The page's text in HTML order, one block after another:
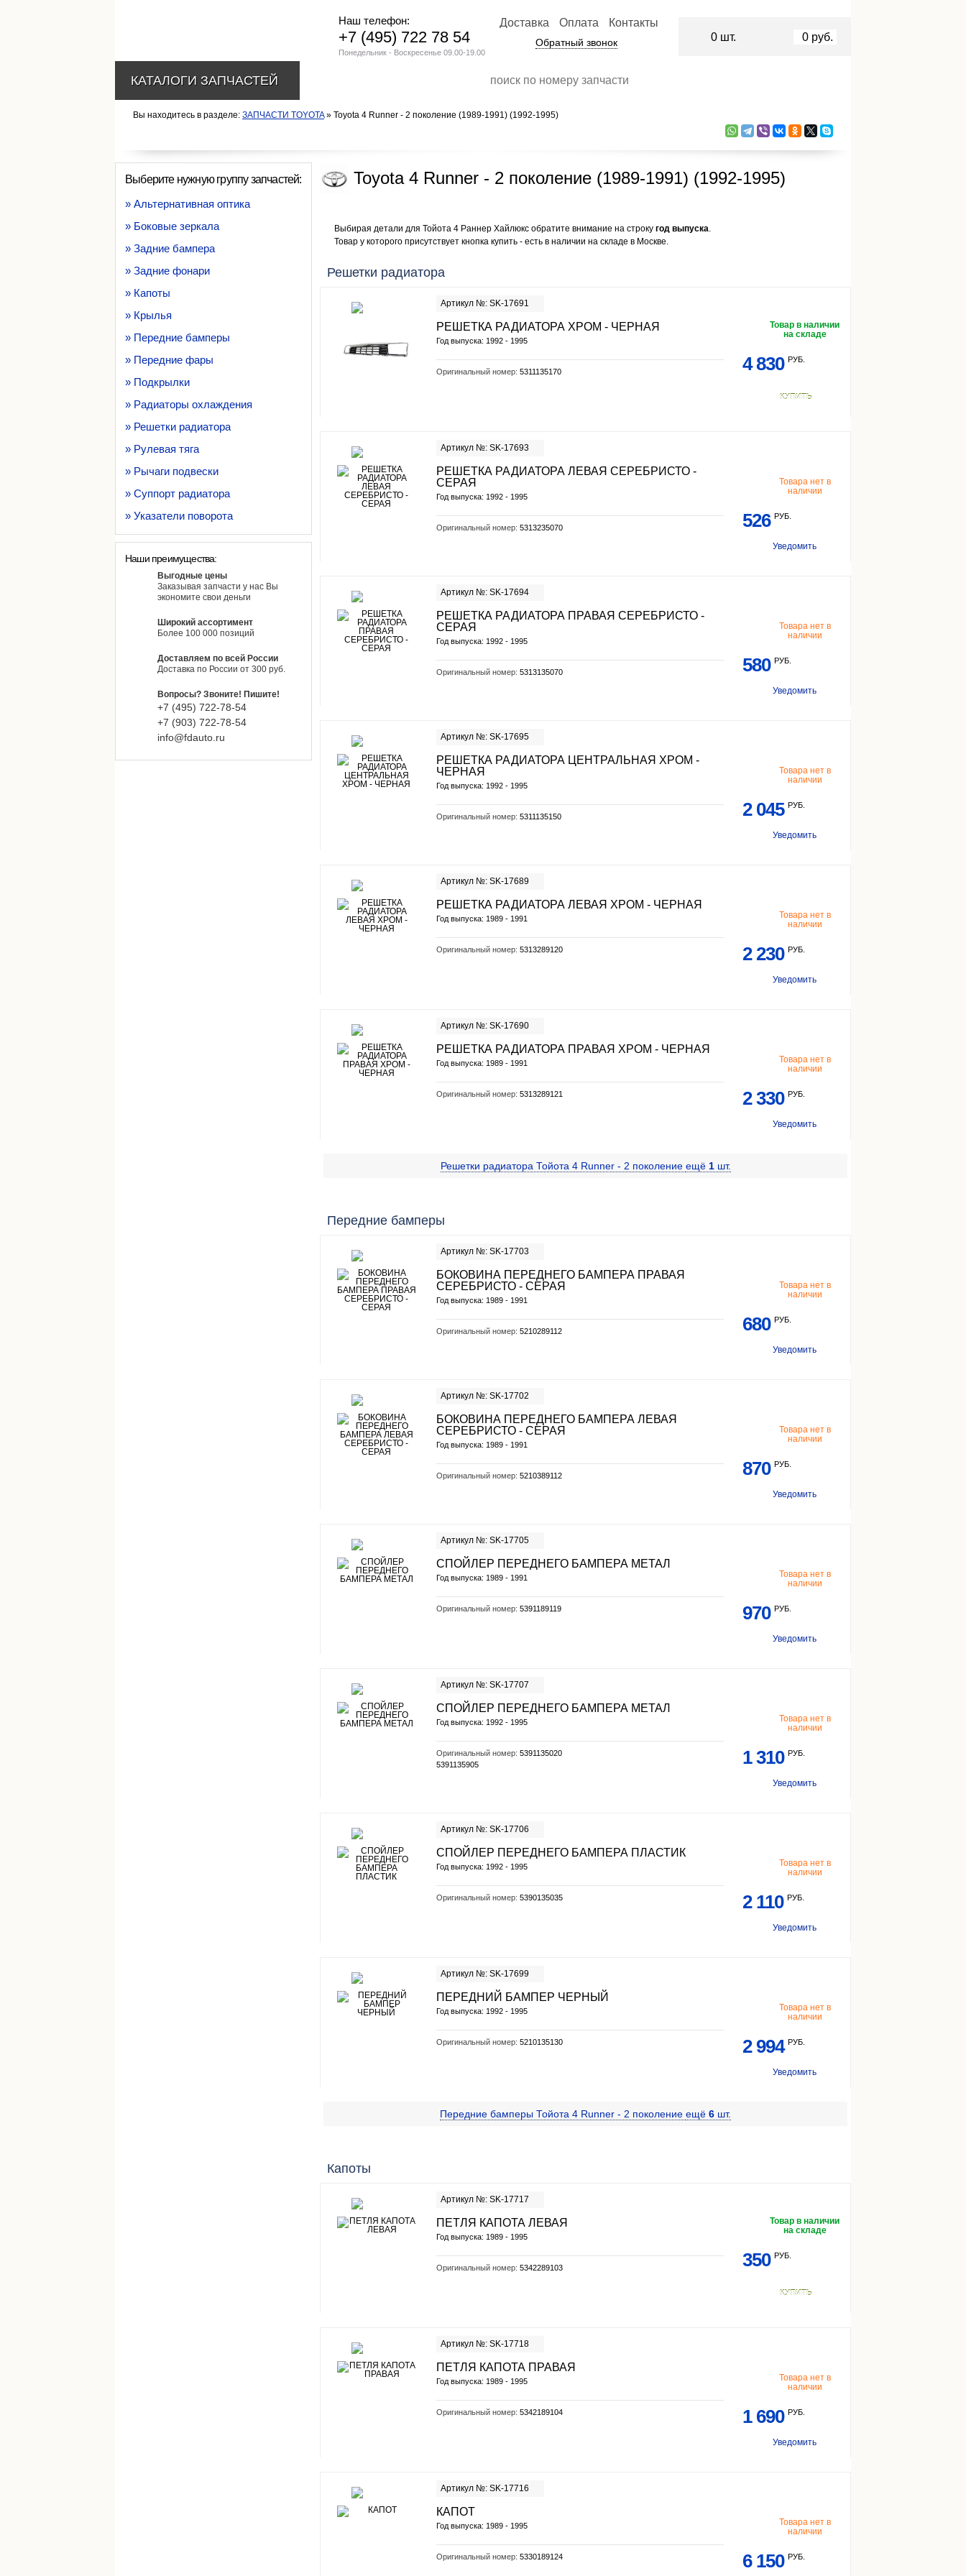
Вы находитесь в разделе: ЗАПЧАСТИ TOYOTA» Toyota 4 Runner - 2 поколение (1989-1991) (1992-1995)
Toyota 4 Runner - 2 поколение (1989-1991) (1992-1995)
Выбирая детали для Тойота 4 Раннер Хайлюкс обратите внимание на строку год выпуска.
Товар у которого присутствует кнопка купить - есть в наличии на складе в Москве.
Решетки радиатора
Артикул №: SK-17691
РЕШЕТКА РАДИАТОРА ХРОМ - ЧЕРНАЯ
Год выпуска: 1992 - 1995
Оригинальный номер: 5311135170
Товар в наличии
на складе
4 830 РУБ.
КУПИТЬ
Артикул №: SK-17693
РЕШЕТКА РАДИАТОРА ЛЕВАЯ СЕРЕБРИСТО -
СЕРАЯ
Год выпуска: 1992 - 1995
Оригинальный номер: 5313235070
Товара нет в
наличии
526 РУБ.
Уведомить
Артикул №: SK-17694
РЕШЕТКА РАДИАТОРА ПРАВАЯ СЕРЕБРИСТО -
СЕРАЯ
Год выпуска: 1992 - 1995
Оригинальный номер: 5313135070
Товара нет в
наличии
580 РУБ.
Уведомить
Артикул №: SK-17695
РЕШЕТКА РАДИАТОРА ЦЕНТРАЛЬНАЯ ХРОМ -
ЧЕРНАЯ
Год выпуска: 1992 - 1995
Оригинальный номер: 5311135150
Товара нет в
наличии
2 045 РУБ.
Уведомить
Артикул №: SK-17689
РЕШЕТКА РАДИАТОРА ЛЕВАЯ ХРОМ - ЧЕРНАЯ
Год выпуска: 1989 - 1991
Оригинальный номер: 5313289120
Товара нет в
наличии
2 230 РУБ.
Уведомить
Артикул №: SK-17690
РЕШЕТКА РАДИАТОРА ПРАВАЯ ХРОМ - ЧЕРНАЯ
Год выпуска: 1989 - 1991
Оригинальный номер: 5313289121
Товара нет в
наличии
2 330 РУБ.
Уведомить
Решетки радиатора Тойота 4 Runner - 2 поколение ещё 1шт.
Передние бамперы
Артикул №: SK-17703
БОКОВИНА ПЕРЕДНЕГО БАМПЕРА ПРАВАЯ
СЕРЕБРИСТО - СЕРАЯ
Год выпуска: 1989 - 1991
Оригинальный номер: 5210289112
Товара нет в
наличии
680 РУБ.
Уведомить
Артикул №: SK-17702
БОКОВИНА ПЕРЕДНЕГО БАМПЕРА ЛЕВАЯ
СЕРЕБРИСТО - СЕРАЯ
Год выпуска: 1989 - 1991
Оригинальный номер: 5210389112
Товара нет в
наличии
870 РУБ.
Уведомить
Артикул №: SK-17705
СПОЙЛЕР ПЕРЕДНЕГО БАМПЕРА МЕТАЛ
Год выпуска: 1989 - 1991
Оригинальный номер: 5391189119
Товара нет в
наличии
970 РУБ.
Уведомить
Артикул №: SK-17707
СПОЙЛЕР ПЕРЕДНЕГО БАМПЕРА МЕТАЛ
Год выпуска: 1992 - 1995
Оригинальный номер: 5391135020
5391135905
Товара нет в
наличии
1 310 РУБ.
Уведомить
Артикул №: SK-17706
СПОЙЛЕР ПЕРЕДНЕГО БАМПЕРА ПЛАСТИК
Год выпуска: 1992 - 1995
Оригинальный номер: 5390135035
Товара нет в
наличии
2 110 РУБ.
Уведомить
Артикул №: SK-17699
ПЕРЕДНИЙ БАМПЕР ЧЕРНЫЙ
Год выпуска: 1992 - 1995
Оригинальный номер: 5210135130
Товара нет в
наличии
2 994 РУБ.
Уведомить
Передние бамперы Тойота 4 Runner - 2 поколение ещё 6 шт.
Капоты
Артикул №: SK-17717
ПЕТЛЯ КАПОТА ЛЕВАЯ
Год выпуска: 1989 - 1995
Оригинальный номер: 5342289103
Товар в наличии
на складе
350 РУБ.
КУПИТЬ
Артикул №: SK-17718
ПЕТЛЯ КАПОТА ПРАВАЯ
Год выпуска: 1989 - 1995
Оригинальный номер: 5342189104
Товара нет в
наличии
1 690 РУБ.
Уведомить
Артикул №: SK-17716
КАПОТ
Год выпуска: 1989 - 1995
Оригинальный номер: 5330189124
Товара нет в
наличии
6 150 РУБ.
Выберите нужную группу запчастей:
» Альтернативная оптика
» Боковые зеркала
» Задние бампера
» Задние фонари
» Капоты
» Крылья
» Передние бамперы
» Передние фары
» Подкрылки
» Радиаторы охлаждения
» Решетки радиатора
» Рулевая тяга
» Рычаги подвески
» Суппорт радиатора
» Указатели поворота
Наши преимущества:
Выгодные цены
Заказывая запчасти у нас Вы
экономите свои деньги
Широкий ассортимент
Более 100 000 позиций
Доставляем по всей России
Доставка по России от 300 руб.
Вопросы? Звоните! Пишите!
+7 (495) 722-78-54
+7 (903) 722-78-54
info@fdauto.ru
Наш телефон:
+7 (495) 722 78 54
Понедельник - Воскресенье 09.00-19.00
Доставка Оплата Контакты
Обратный звонок 0 шт. 0 руб.
КАТАЛОГИ ЗАПЧАСТЕЙ